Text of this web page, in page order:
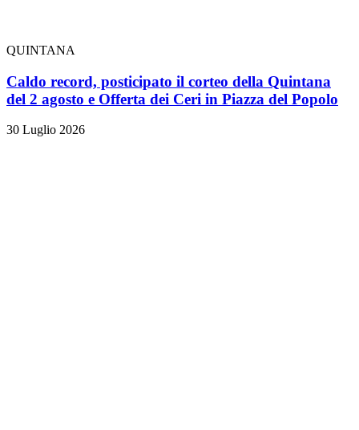
QUINTANA
Caldo record, posticipato il corteo della Quintana
del 2 agosto e Offerta dei Ceri in Piazza del Popolo
30 Luglio 2026